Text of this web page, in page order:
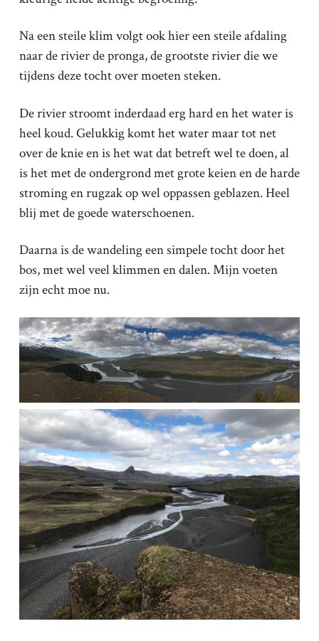
Na een steile klim volgt ook hier een steile afdaling
naar de rivier de pronga, de grootste rivier die we
tijdens deze tocht over moeten steken.
De rivier stroomt inderdaad erg hard en het water is
heel koud. Gelukkig komt het water maar tot net
over de knie en is het wat dat betreft wel te doen, al
is het met de ondergrond met grote keien en de harde
stroming en rugzak op wel oppassen geblazen. Heel
blij met de goede waterschoenen.
Daarna is de wandeling een simpele tocht door het
bos, met wel veel klimmen en dalen. Mijn voeten
zijn echt moe nu.